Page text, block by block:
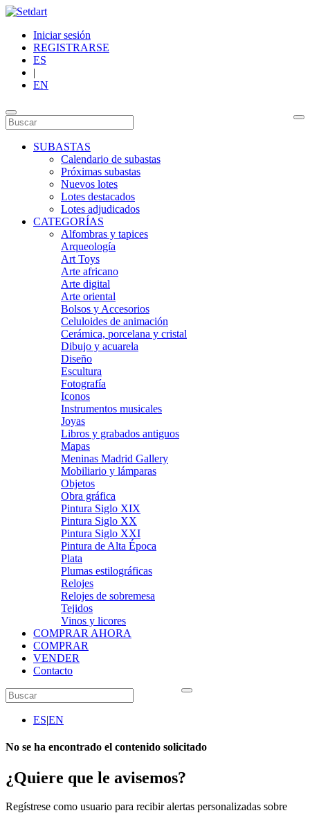
Iniciar sesión
REGISTRARSE
ES
|
EN
SUBASTAS
Calendario de subastas
Próximas subastas
Nuevos lotes
Lotes destacados
Lotes adjudicados
CATEGORÍAS
Alfombras y tapices
Arqueología
Art Toys
Arte africano
Arte digital
Arte oriental
Bolsos y Accesorios
Celuloides de animación
Cerámica, porcelana y cristal
Dibujo y acuarela
Diseño
Escultura
Fotografía
Iconos
Instrumentos musicales
Joyas
Libros y grabados antiguos
Mapas
Meninas Madrid Gallery
Mobiliario y lámparas
Objetos
Obra gráfica
Pintura Siglo XIX
Pintura Siglo XX
Pintura Siglo XXI
Pintura de Alta Época
Plata
Plumas estilográficas
Relojes
Relojes de sobremesa
Tejidos
Vinos y licores
COMPRAR AHORA
COMPRAR
VENDER
Contacto
ES|EN
No se ha encontrado el contenido solicitado
¿Quiere que le avisemos?
Regístrese como usuario para recibir alertas personalizadas sobre